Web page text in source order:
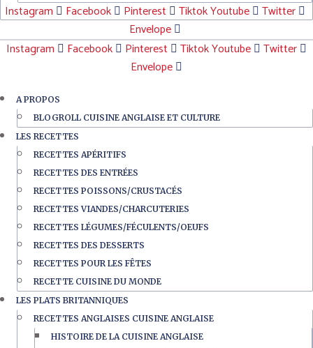
Instagram Facebook Pinterest TiktokYoutube
Twitter
Envelope
Instagram
Facebook Pinterest TiktokYoutube
Twitter
Envelope
A PROPOS
BLOGROLL CUISINE ANGLAISE ET CULTURE
LES RECETTES
RECETTES APÉRITIFS
RECETTES DES ENTRÉES
RECETTES POISSONS/CRUSTACÉS
RECETTES VIANDES/CHARCUTERIES
RECETTES LÉGUMES/FÉCULENTS/OEUFS
RECETTES DES DESSERTS
RECETTES POUR LES FÊTES
RECETTE CUISINE DU MONDE
LES PLATS BRITANNIQUES
RECETTES ANGLAISES CUISINE ANGLAISE
HISTOIRE DE LA CUISINE ANGLAISE